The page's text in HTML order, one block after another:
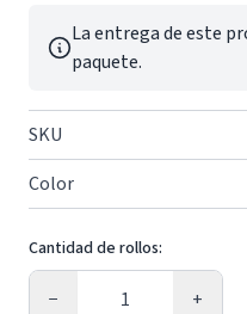
La entrega de este
paquete.
SKU
Color
Cantidad de rollos:
−
Cantidad
+